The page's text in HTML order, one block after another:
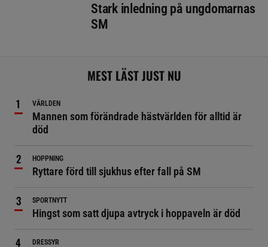
Stark inledning på ungdomarnas
SM
MEST LÄST JUST NU
VÄRLDEN
Mannen som förändrade hästvärlden för alltid är
död
HOPPNING
Ryttare förd till sjukhus efter fall på SM
SPORTNYTT
Hingst som satt djupa avtryck i hoppaveln är död
DRESSYR